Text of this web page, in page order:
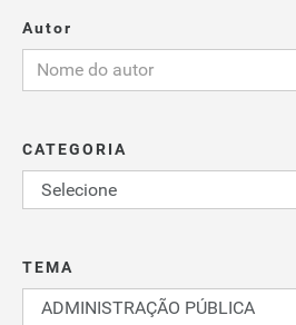
Autor
CATEGORIA
TEMA